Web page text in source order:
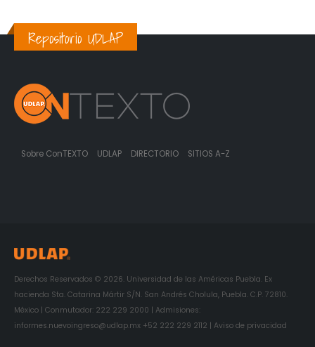
Repositorio UDLAP
Sobre ConTEXTO UDLAP DIRECTORIO SITIOS A-Z
Derechos Reservados © 2026. Universidad de las Américas Puebla. Ex
hacienda Sta. Catarina Mártir S/N. San Andrés Cholula, Puebla. C.P. 72810.
México | Conmutador: 222 229 2000 | Admisiones:
informes.nuevoingreso@udlap.mx +52 222 229 2112 | Aviso de privacidad